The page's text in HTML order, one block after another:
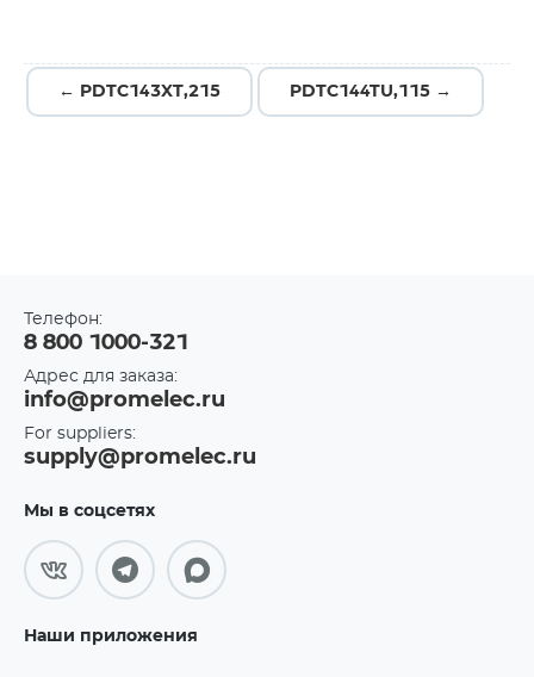
← PDTC143XT,215 PDTC144TU,115 →
Телефон:
8 800 1000-321
Адрес для заказа:
info@promelec.ru
For suppliers:
supply@promelec.ru
Мы в соцсетях
Наши приложения